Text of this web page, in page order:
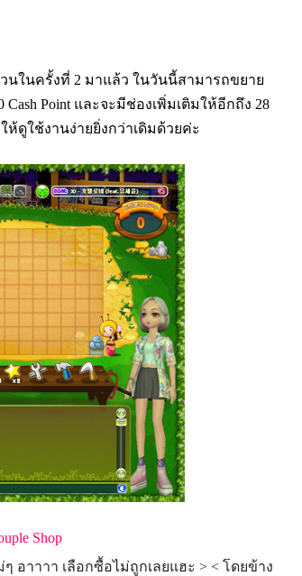
นในครั้งที่ 2 มาแล้ว ในวันนี้สามารถขยาย
Point และจะมีช่องเพิ่มเติมให้อีกถึง 28
ห้ดูใช้งานง่ายยิ่งกว่าเดิมด้วยค่ะ
Shop
าาาา เลือกซื้อไม่ถูกเลยแฮะ > < โดยข้าง